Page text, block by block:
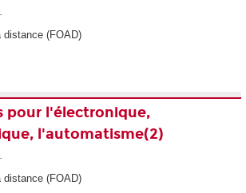
distance (FOAD)
pour l'électronique,
l'automatisme(2)
distance (FOAD)